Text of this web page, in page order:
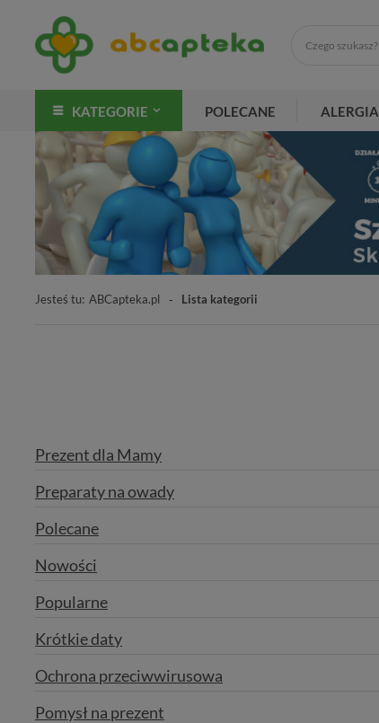
KATEGORIE POLECANE ALERGIA
Jesteś tu: ABCapteka.pl Lista kategorii
Prezent dla Mamy
Preparaty na owady
Polecane
Nowości
Popularne
Krótkie daty
Ochrona przeciwwirusowa
Pomysł na prezent